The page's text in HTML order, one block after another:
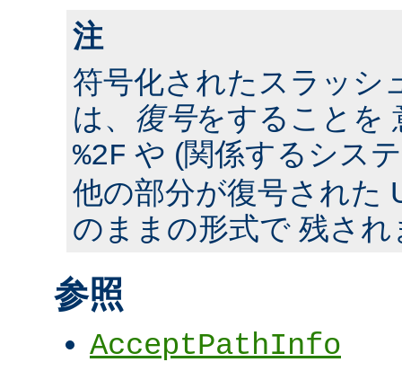
注
符号化されたスラッシ
は、 復号をすることを
%2F や (関係するシス
他の部分が復号された
のままの形式で 残され
参照
AcceptPathInfo